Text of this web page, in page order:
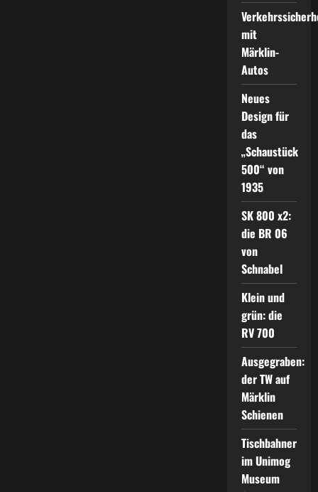
mit
Märklin-
Autos
Neues
Design für
das
„Schaustück
500“ von
1935
SK 800 x2:
die BR 06
von
Schnabel
Klein und
grün: die
RV 700
Ausgegraben:
der TW auf
Märklin
Schienen
Tischbahner
im Unimog
Museum